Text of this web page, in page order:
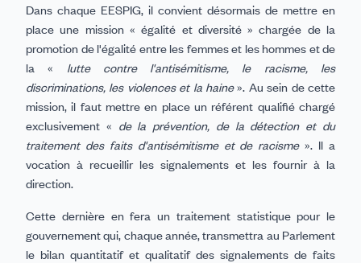
Dans chaque EESPIG, il convient désormais de mettre en
place une mission « égalité et diversité » chargée de la
promotion de l'égalité entre les femmes et les hommes et de
la « lutte contre l'antisémitisme, le racisme, les
discriminations, les violences et la haine». Au sein de cette
mission, il faut mettre en place un référent qualifié chargé
exclusivement « de la prévention, de la détection et du
traitement des faits d'antisémitisme et de racisme». Il a
vocation à recueillir les signalements et les fournir à la
direction.
Cette dernière en fera un traitement statistique pour le
gouvernement qui, chaque année, transmettra au Parlement
le bilan quantitatif et qualitatif des signalements de faits